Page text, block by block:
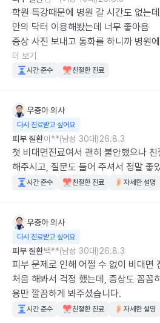
학원 특강때문에 병원 갈 시간도 없는
만의 닥터 이용해봤는데 너무 좋아욤
증상 사진 보내고 통화를 하니까 병원
처럼 민망하게 피부에 빛 비춰보고 이
같아요
더 보기
시간 준수 친절한 진료
우충아의사
다시 진료받고 싶어요
피부 질환이**(남성 30대)26.8.3
첫 비대면진료여서 괜히 불안했으나
해주시고, 질문도 들어 주셔서 정말 좋
시간 준수 친절한 진료 자세한 설명
우충아의사
다시 진료받고 싶어요
피부 질환백**(남성 30대)26.8.3
피부 문제로 인해 어쩔 수 없이 비대면
처음 해봐서 걱정 했는데, 증상도 꼼꼼
용만 깔끔하게 봐주셨습니다.
시간 준수 친절한 진료 자세한 설명